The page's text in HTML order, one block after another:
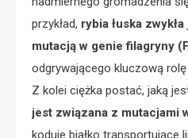
przykład, rybia łuska
mutacją w genie filagryny
odgrywającego kluczową
Z kolei ciężka postać, jaką
jest związana z mutacjami
koduje białko transportujące